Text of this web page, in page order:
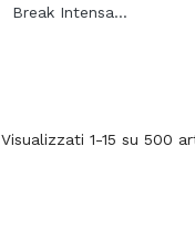
Break Intensa...
Visualizzati 1-15 su 500